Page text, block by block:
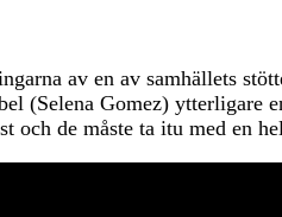
av en av samhällets
(Selena Gomez) ytterligare
och de måste ta itu med en